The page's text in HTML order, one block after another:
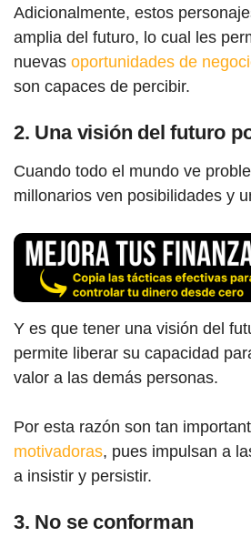
Adicionalmente, estos
amplia del futuro, lo cual les
nuevas oportunidades de
son capaces de percibir.
2. Una visión del futuro
Cuando todo el mundo ve
millonarios ven posibilidades y
Y es que tener una visión del
permite liberar su capacidad
valor a las demás personas.
Por esta razón son tan
motivadoras, pues impulsan a
a insistir y persistir.
3. No se conforman